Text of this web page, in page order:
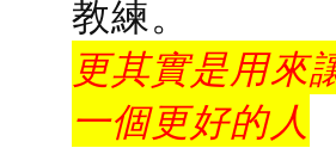
教練。
更其實是用來
一個更好的人